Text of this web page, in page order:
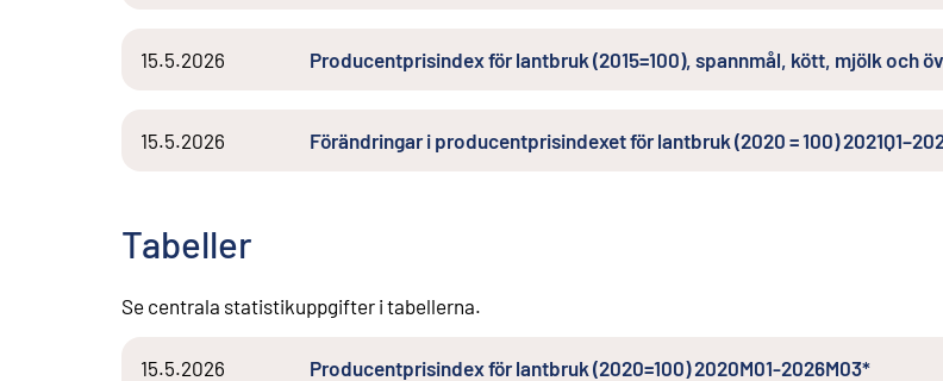
15.5.2026 Producentprisindex för lantbruk (2015=100), spannmål, kött, mjölk och
15.5.2026 Förändringar i producentprisindexet för lantbruk (2020 = 100)
Tabeller
Se centrala statistikuppgifter i tabellerna.
15.5.2026 Producentprisindex för lantbruk (2020=100) 2020M01-2026M03*